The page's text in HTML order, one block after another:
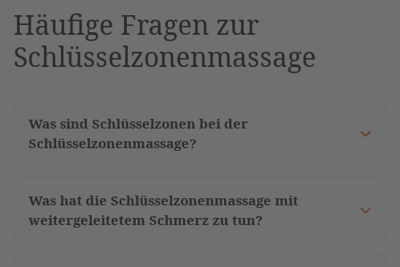
Häufige Fragen zur
Schlüsselzonenmassage
Was sind Schlüsselzonen bei der
Schlüsselzonenmassage?
Was hat die Schlüsselzonenmassage mit
weitergeleitetem Schmerz zu tun?